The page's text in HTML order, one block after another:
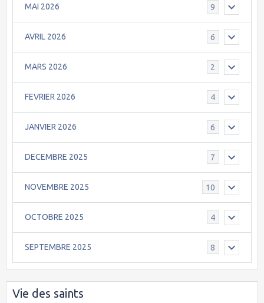
MAI 2026 9
AVRIL 2026 6
MARS 2026 2
FEVRIER 2026 4
JANVIER 2026 6
DECEMBRE 2025 7
NOVEMBRE 2025 10
OCTOBRE 2025 4
SEPTEMBRE 2025 8
Vie des saints